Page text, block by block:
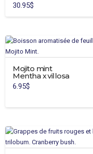
30.95$
Mojito mint
Mentha x villosa
6.95$